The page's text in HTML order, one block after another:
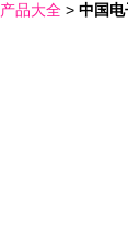
产品大全 > 中国